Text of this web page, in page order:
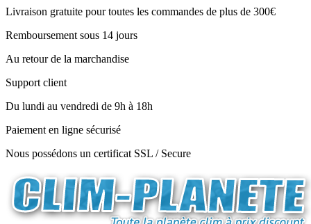
Livraison gratuite pour toutes les commandes de plus de 300€
Remboursement sous 14 jours
Au retour de la marchandise
Support client
Du lundi au vendredi de 9h à 18h
Paiement en ligne sécurisé
Nous possédons un certificat SSL / Secure